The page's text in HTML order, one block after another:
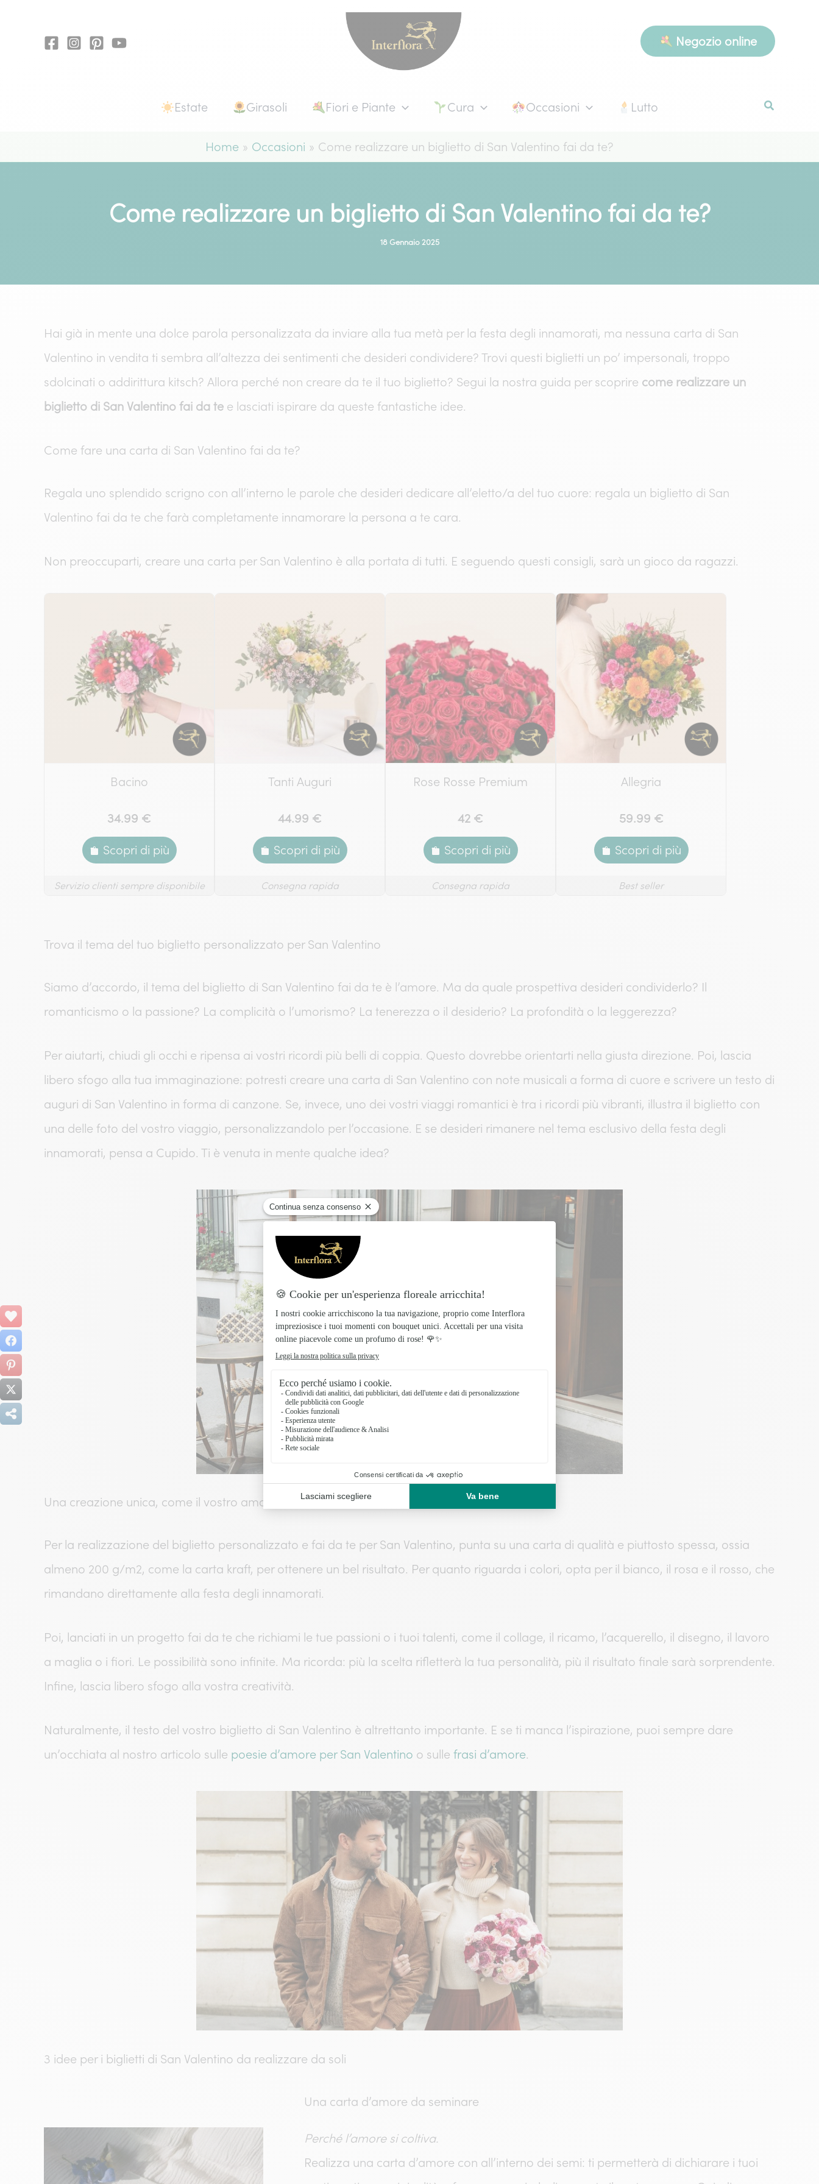
Negozio online
Estate Girasoli Fiori e Piante Cura Occasioni Lutto
Home Occasioni Come realizzare un biglietto di San Valentino fai da te?
Come realizzare un biglietto di San Valentino fai da te?
18 Gennaio 2025
Hai già in mente una dolce parola personalizzata da inviare alla tua metà per la festa degli innamorati, ma nessuna carta di San
Valentino in vendita ti sembra all’altezza dei sentimenti che desideri condividere? Trovi questi biglietti un po’ impersonali, troppo
sdolcinati o addirittura kitsch? Allora perché non creare da te il tuo biglietto? Segui la nostra guida per scoprire come realizzare un
biglietto di San Valentino fai da te e lasciati ispirare da queste fantastiche idee.
Come fare una carta di San Valentino fai da te?
Regala uno splendido scrigno con all’interno le parole che desideri dedicare all’eletto/a del tuo cuore: regala un biglietto di San
Valentino fai da te che farà completamente innamorare la persona a te cara.
Non preoccuparti, creare una carta per San Valentino è alla portata di tutti. E seguendo questi consigli, sarà un gioco da ragazzi.
Bacino
34.99 €
Scopri di più
Servizio clienti sempre disponibile
Tanti Auguri
44.99 €
Scopri di più
Consegna rapida
Rose Rosse Premium
42 €
Scopri di più
Consegna rapida
Allegria
59.99 €
Scopri di più
Best seller
Trova il tema del tuo biglietto personalizzato per San Valentino
Siamo d’accordo, il tema del biglietto di San Valentino fai da te è l’amore. Ma da quale prospettiva desideri condividerlo? Il
romanticismo o la passione? La complicità o l’umorismo? La tenerezza o il desiderio? La profondità o la leggerezza?
Per aiutarti, chiudi gli occhi e ripensa ai vostri ricordi più belli di coppia. Questo dovrebbe orientarti nella giusta direzione. Poi, lascia
libero sfogo alla tua immaginazione: potresti creare una carta di San Valentino con note musicali a forma di cuore e scrivere un testo di
auguri di San Valentino in forma di canzone. Se, invece, uno dei vostri viaggi romantici è tra i ricordi più vibranti, illustra il biglietto con
una delle foto del vostro viaggio, personalizzandolo per l’occasione. E se desideri rimanere nel tema esclusivo della festa degli
innamorati, pensa a Cupido. Ti è venuta in mente qualche idea?
Una creazione unica, come il vostro amore
Per la realizzazione del biglietto personalizzato e fai da te per San Valentino, punta su una carta di qualità e piuttosto spessa, ossia
almeno 200 g/m2, come la carta kraft, per ottenere un bel risultato. Per quanto riguarda i colori, opta per il bianco, il rosa e il rosso, che
rimandano direttamente alla festa degli innamorati.
Poi, lanciati in un progetto fai da te che richiami le tue passioni o i tuoi talenti, come il collage, il ricamo, l’acquerello, il disegno, il lavoro
a maglia o i fiori. Le possibilità sono infinite. Ma ricorda: più la scelta rifletterà la tua personalità, più il risultato finale sarà sorprendente.
Infine, lascia libero sfogo alla vostra creatività.
Naturalmente, il testo del vostro biglietto di San Valentino è altrettanto importante. E se ti manca l’ispirazione, puoi sempre dare
un’occhiata al nostro articolo sulle poesie d’amore per San Valentino o sulle frasi d’amore.
3 idee per i biglietti di San Valentino da realizzare da soli
Una carta d’amore da seminare
Perché l’amore si coltiva.
Realizza una carta d’amore con all’interno dei semi: ti permetterà di dichiarare i tuoi